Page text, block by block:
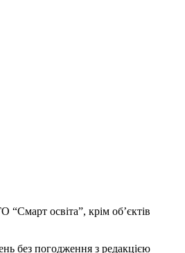
“Смарт освіта”, крім об’єктів
без погодження з редакцією